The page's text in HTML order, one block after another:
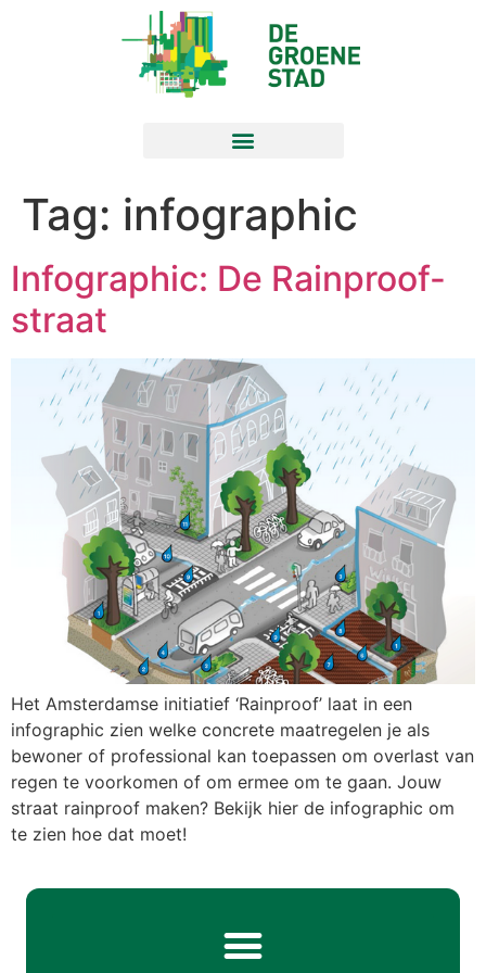
Tag: infographic
Infographic: De Rainproof-
straat
Het Amsterdamse initiatief ‘Rainproof’ laat in een
infographic zien welke concrete maatregelen je als
bewoner of professional kan toepassen om overlast van
regen te voorkomen of om ermee om te gaan. Jouw
straat rainproof maken? Bekijk hier de infographic om
te zien hoe dat moet!